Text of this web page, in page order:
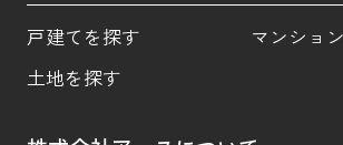
戸建てを探す
マンショ
土地を探す